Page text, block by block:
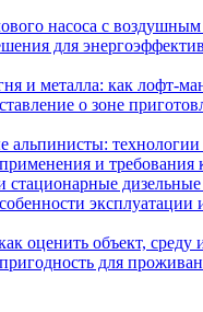
насоса с
для
и металла: как лофт-
о зоне
и требования
эксплуатации
оценить объект, среду
для